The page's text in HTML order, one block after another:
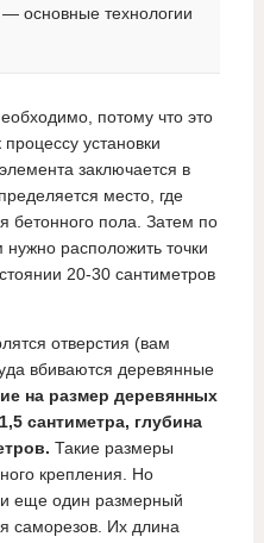
основные технологии
потому что это
установки
заключается в
место, где
бетонного пола. Затем по
расположить точки
20-30 сантиметров
отверстия (вам
вбиваются деревянные
на размер деревянных
сантиметра, глубина
Такие размеры
крепления. Но
еще один размерный
саморезов. Их длина